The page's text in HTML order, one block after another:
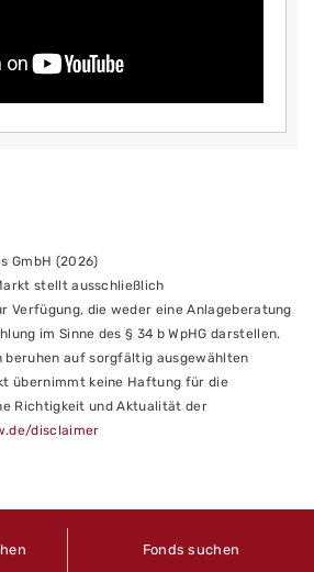
Fonds suchen
GmbH (2026)
stellt ausschließlich
Verfügung, die weder eine Anlageberatung
im Sinne des § 34 b WpHG darstellen.
beruhen auf sorgfältig ausgewählten
übernimmt keine Haftung für die
Richtigkeit und Aktualität der
disclaimer